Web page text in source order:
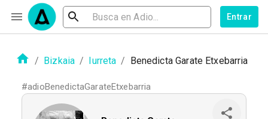
Entrar
/ Bizkaia / Iurreta / Benedicta Garate Etxebarria
#adioBenedictaGarateEtxebarria